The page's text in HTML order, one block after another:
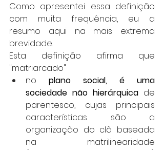
Como apresentei essa definição
com muita frequência, eu a
resumo aqui na mais extrema
brevidade.
Esta definição afirma que
"matriarcado"
no plano social, é uma
sociedade não hierárquica de
parentesco, cujas principais
características são a
organização do clã baseada
na matrilinearidade